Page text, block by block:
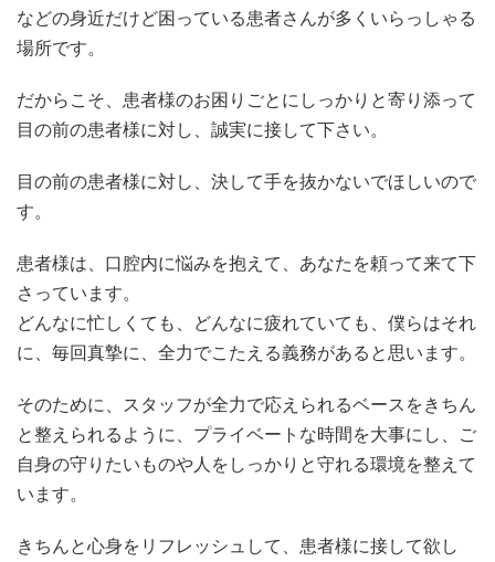
などの身近だけど困っている患者さんが多くいらっしゃる
場所です。
だからこそ、患者様のお困りごとにしっかりと寄り添って
目の前の患者様に対し、誠実に接して下さい。
目の前の患者様に対し、決して手を抜かないでほしいので
す。
患者様は、口腔内に悩みを抱えて、あなたを頼って来て下
さっています。
どんなに忙しくても、どんなに疲れていても、僕らはそれ
に、毎回真摯に、全力でこたえる義務があると思います。
そのために、スタッフが全力で応えられるベースをきちん
と整えられるように、プライベートな時間を大事にし、ご
自身の守りたいものや人をしっかりと守れる環境を整えて
います。
きちんと心身をリフレッシュして、患者様に接して欲し